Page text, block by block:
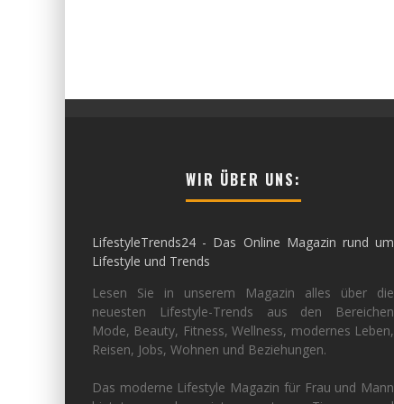
WIR ÜBER UNS:
LifestyleTrends24 - Das Online Magazin rund um
Lifestyle und Trends
Lesen Sie in unserem Magazin alles über die
neuesten Lifestyle-Trends aus den Bereichen
Mode, Beauty, Fitness, Wellness, modernes Leben,
Reisen, Jobs, Wohnen und Beziehungen.
Das moderne Lifestyle Magazin für Frau und Mann